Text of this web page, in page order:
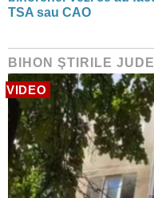
TSA sau CAO
BIHON ŞTIRILE
VIDEO